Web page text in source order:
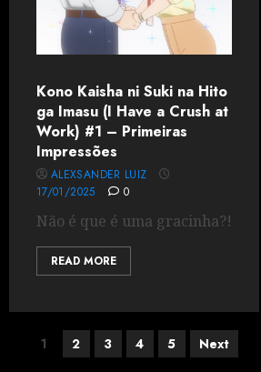
Kono Kaisha ni Suki na Hito
ga Imasu (I Have a Crush at
Work) #1 – Primeiras
Impressões
ALEXSANDER LUIZ
17/01/2025
0
Não é que é uma gracinha?!
READ MORE
1 2 3 4 5 Next